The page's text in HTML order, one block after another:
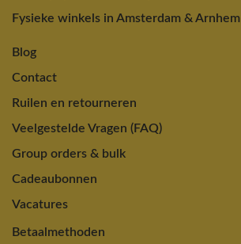
Fysieke winkels in Amsterdam & Arnhem
Blog
Contact
Ruilen en retourneren
Veelgestelde Vragen (FAQ)
Group orders & bulk
Cadeaubonnen
Vacatures
Betaalmethoden